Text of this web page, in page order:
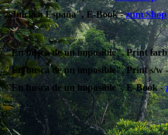
"Juicio a España",E-Book-zum Shop
"En busca de un imposible",Print
"En busca de un imposible",Print s/w
"En busca de un imposible",E-Book-